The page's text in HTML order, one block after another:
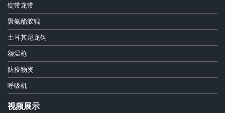
锭带龙带
聚氨酯胶辊
土耳其尼龙钩
额温枪
防疫物资
呼吸机
视频展示